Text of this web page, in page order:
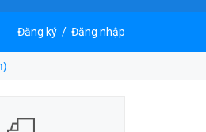
Đăng ký / Đăng nhập